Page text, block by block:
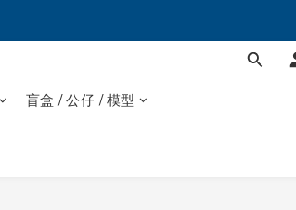
盲盒 / 公仔 / 模型